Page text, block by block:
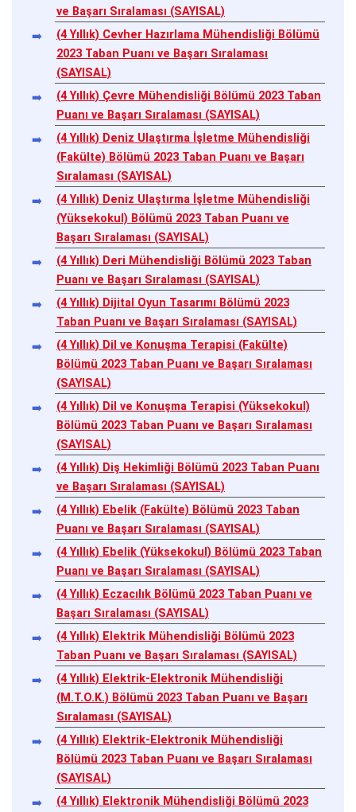
ve Başarı Sıralaması (SAYISAL)
(4 Yıllık) Cevher Hazırlama Mühendisliği Bölümü
2023 Taban Puanı ve Başarı Sıralaması
(SAYISAL)
(4 Yıllık) Çevre Mühendisliği Bölümü 2023 Taban
Puanı ve Başarı Sıralaması (SAYISAL)
(4 Yıllık) Deniz Ulaştırma İşletme Mühendisliği
(Fakülte) Bölümü 2023 Taban Puanı ve Başarı
Sıralaması (SAYISAL)
(4 Yıllık) Deniz Ulaştırma İşletme Mühendisliği
(Yüksekokul) Bölümü 2023 Taban Puanı ve
Başarı Sıralaması (SAYISAL)
(4 Yıllık) Deri Mühendisliği Bölümü 2023 Taban
Puanı ve Başarı Sıralaması (SAYISAL)
(4 Yıllık) Dijital Oyun Tasarımı Bölümü 2023
Taban Puanı ve Başarı Sıralaması (SAYISAL)
(4 Yıllık) Dil ve Konuşma Terapisi (Fakülte)
Bölümü 2023 Taban Puanı ve Başarı Sıralaması
(SAYISAL)
(4 Yıllık) Dil ve Konuşma Terapisi (Yüksekokul)
Bölümü 2023 Taban Puanı ve Başarı Sıralaması
(SAYISAL)
(4 Yıllık) Diş Hekimliği Bölümü 2023 Taban Puanı
ve Başarı Sıralaması (SAYISAL)
(4 Yıllık) Ebelik (Fakülte) Bölümü 2023 Taban
Puanı ve Başarı Sıralaması (SAYISAL)
(4 Yıllık) Ebelik (Yüksekokul) Bölümü 2023 Taban
Puanı ve Başarı Sıralaması (SAYISAL)
(4 Yıllık) Eczacılık Bölümü 2023 Taban Puanı ve
Başarı Sıralaması (SAYISAL)
(4 Yıllık) Elektrik Mühendisliği Bölümü 2023
Taban Puanı ve Başarı Sıralaması (SAYISAL)
(4 Yıllık) Elektrik-Elektronik Mühendisliği
(M.T.O.K.) Bölümü 2023 Taban Puanı ve Başarı
Sıralaması (SAYISAL)
(4 Yıllık) Elektrik-Elektronik Mühendisliği
Bölümü 2023 Taban Puanı ve Başarı Sıralaması
(SAYISAL)
(4 Yıllık) Elektronik Mühendisliği Bölümü 2023